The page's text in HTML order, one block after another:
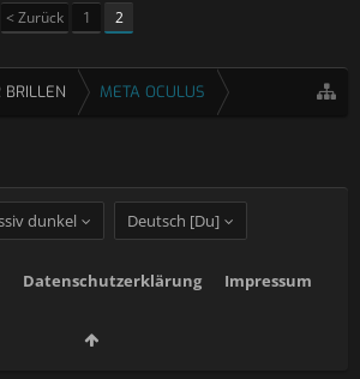
< Zurück
1 2
BRILLEN META OCULUS
dunkel Deutsch [Du]
Datenschutzerklärung Impressum